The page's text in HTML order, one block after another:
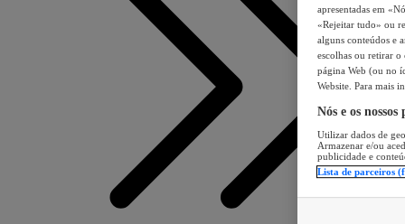
apresentadas em
«Rejeitar tudo» ou
alguns conteúdos e
escolhas ou retirar
página Web (ou no
Website. Para mais
Nós e os
Utilizar dados de
Armazenar e/ou
publicidade e
Lista de parceiros